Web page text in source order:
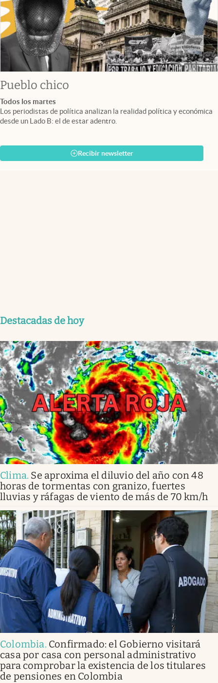
Pueblo chico
Todos los martes
Los periodistas de política analizan la realidad política y económica
desde un Lado B: el de estar adentro.
Recibir newsletter
Destacadas de hoy
Clima. Se aproxima el diluvio del año con 48
horas de tormentas con granizo, fuertes
lluvias y ráfagas de viento de más de 70 km/h
Colombia. Confirmado: el Gobierno visitará
casa por casa con personal administrativo
para comprobar la existencia de los titulares
de pensiones en Colombia